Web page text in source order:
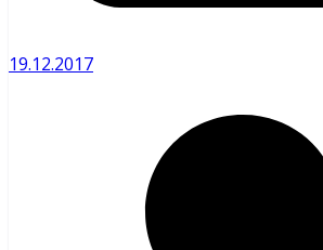
19.12.2017